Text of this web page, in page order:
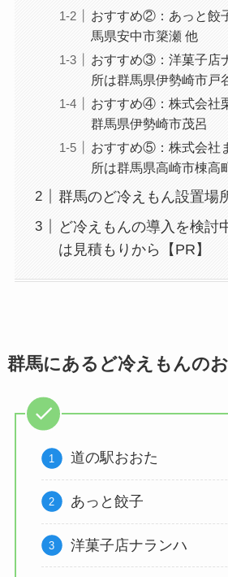
おすすめ②：あっと餃
馬県安中市簗瀬 他
おすすめ③：洋菓子店
所は群馬県伊勢崎市戸
おすすめ④：株式会社
群馬県伊勢崎市茂呂
おすすめ⑤：株式会社
所は群馬県高崎市棟高
群馬のど冷えもん設置場
ど冷えもんの導入を検討
は見積もりから【PR】
群馬にあるど冷えもんの
道の駅おおた
あっと餃子
洋菓子店ナランハ